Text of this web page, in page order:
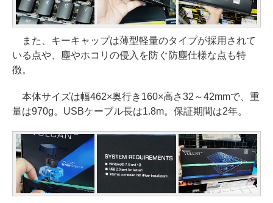
また、キーキャップは薄型軽量のタイプが採用されて
いる点や、塵やホコリの侵入を防ぐ防塵仕様な点も特
徴。
本体サイズは幅462×奥行き160×高さ32～42mmで、重
量は970g。USBケーブル長は1.8m。保証期間は2年。